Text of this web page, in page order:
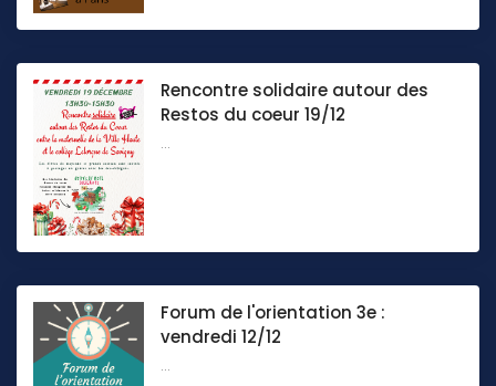
Rencontre solidaire autour des
Restos du coeur 19/12
...
Forum de l'orientation 3e :
vendredi 12/12
...